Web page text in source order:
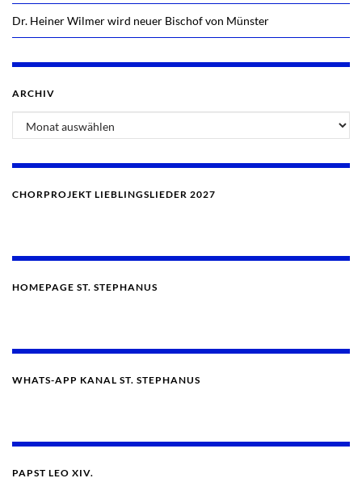
Dr. Heiner Wilmer wird neuer Bischof von Münster
ARCHIV
Archiv
CHORPROJEKT LIEBLINGSLIEDER 2027
HOMEPAGE ST. STEPHANUS
WHATS-APP KANAL ST. STEPHANUS
PAPST LEO XIV.